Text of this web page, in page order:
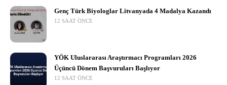
Genç Türk Biyologlar Litvanyada 4 Madalya Kazandı
12 SAAT ÖNCE
YÖK Uluslararası Araştırmacı Programları 2026
Üçüncü Dönem Başvuruları Başlıyor
12 SAAT ÖNCE